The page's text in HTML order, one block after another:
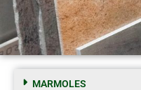
MARMOLES